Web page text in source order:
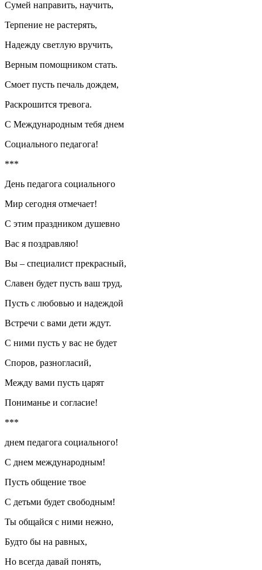
Сумей направить, научить,
Терпение не растерять,
Надежду светлую вручить,
Верным помощником стать.
Смоет пусть печаль дождем,
Раскрошится тревога.
С Международным тебя днем
Социального педагога!
***
День педагога социального
Мир сегодня отмечает!
С этим праздником душевно
Вас я поздравляю!
Вы – специалист прекрасный,
Славен будет пусть ваш труд,
Пусть с любовью и надеждой
Встречи с вами дети ждут.
С ними пусть у вас не будет
Споров, разногласий,
Между вами пусть царят
Пониманье и согласие!
***
днем педагога социального!
С днем международным!
Пусть общение твое
С детьми будет свободным!
Ты общайся с ними нежно,
Будто бы на равных,
Но всегда давай понять,